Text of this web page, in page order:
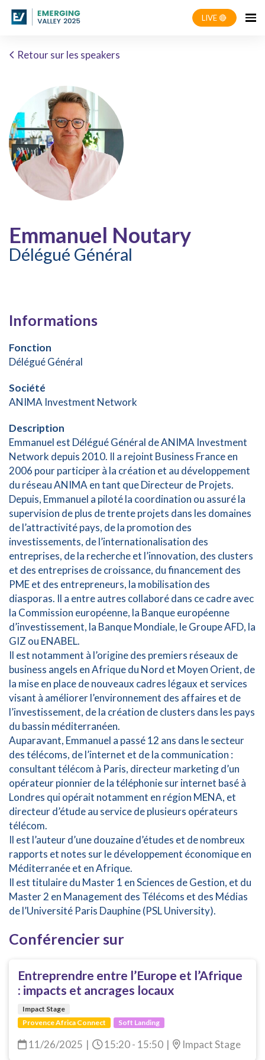
LIVE 🔴
Retour sur les speakers
Emmanuel Noutary
Délégué Général
Informations
Fonction
Délégué Général
Société
ANIMA Investment Network
Description
Emmanuel est Délégué Général de ANIMA Investment
Network depuis 2010. Il a rejoint Business France en
2006 pour participer à la création et au développement
du réseau ANIMA en tant que Directeur de Projets.
Depuis, Emmanuel a piloté la coordination ou assuré la
supervision de plus de trente projets dans les domaines
de l’attractivité pays, de la promotion des
investissements, de l’internationalisation des
entreprises, de la recherche et l’innovation, des clusters
et des entreprises de croissance, du financement des
PME et des entrepreneurs, la mobilisation des
diasporas. Il a entre autres collaboré dans ce cadre avec
la Commission européenne, la Banque européenne
d’investissement, la Banque Mondiale, le Groupe AFD, la
GIZ ou ENABEL.
Il est notamment à l’origine des premiers réseaux de
business angels en Afrique du Nord et Moyen Orient, de
la mise en place de nouveaux cadres légaux et services
visant à améliorer l’environnement des affaires et de
l’investissement, de la création de clusters dans les pays
du bassin méditerranéen.
Auparavant, Emmanuel a passé 12 ans dans le secteur
des télécoms, de l’internet et de la communication :
consultant télécom à Paris, directeur marketing d’un
opérateur pionnier de la téléphonie sur internet basé à
Londres qui opérait notamment en région MENA, et
directeur d’étude au service de plusieurs opérateurs
télécom.
Il est l’auteur d’une douzaine d’études et de nombreux
rapports et notes sur le développement économique en
Méditerranée et en Afrique.
Il est titulaire du Master 1 en Sciences de Gestion, et du
Master 2 en Management des Télécoms et des Médias
de l’Université Paris Dauphine (PSL University).
Conférencier sur
Entreprendre entre l’Europe et l’Afrique
: impacts et ancrages locaux
Impact Stage
Provence Africa Connect
Soft Landing
11/26/2025 | 15:20 - 15:50 | Impact Stage